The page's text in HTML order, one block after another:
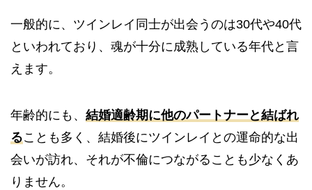
一般的に、ツインレイ同士が出会うのは30代や40代
といわれており、魂が十分に成熟している年代と言
えます。
年齢的にも、 結婚適齢期に他のパートナーと結ばれ
ることも多く、結婚後にツインレイとの運命的な出
会いが訪れ、それが不倫につながることも少なくあ
りません。